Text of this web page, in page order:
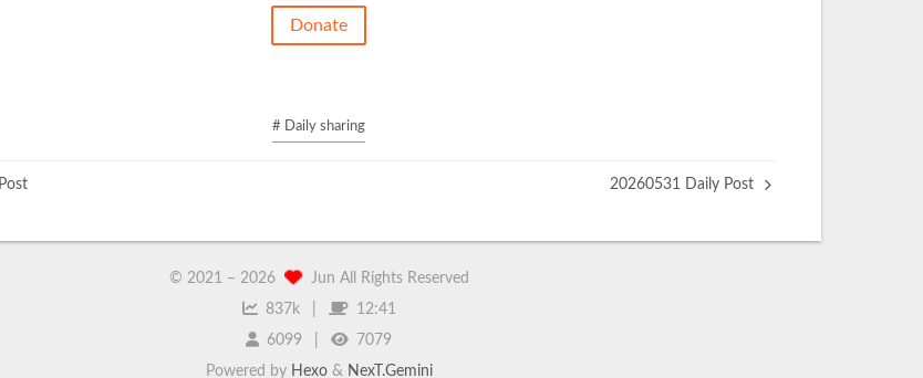
Donate
# Daily sharing
20260531 Daily Post
© 2021 – 2026
Jun All Rights Reserved
837k
12:41
6099
7079
Powered by Hexo& NexT.Gemini